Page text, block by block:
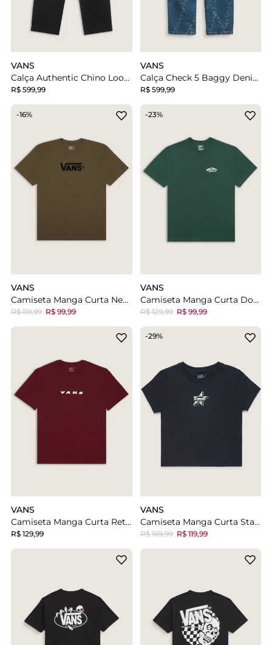
VANS
Calça Authentic Chino Loose Black
R$ 599,99
VANS
Calça Check 5 Baggy Denim Vintage Indigo
R$ 599,99
-16%
VANS
Camiseta Manga Curta New Vans Classics Vintage Cocoa
R$ 119,99 R$ 99,99
-23%
VANS
Camiseta Manga Curta Double Standard Mystic Moss
R$ 129,99 R$ 99,99
VANS
Camiseta Manga Curta Retro Vans Bordeaux
R$ 129,99
-29%
VANS
Camiseta Manga Curta Starmarked Black
R$ 169,99 R$ 119,99